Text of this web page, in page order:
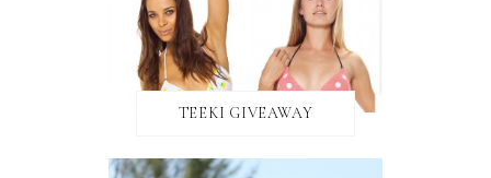
TEEKI GIVEAWAY